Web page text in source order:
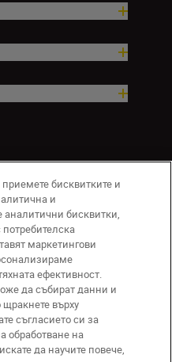
поверителност
бисквитките и
и
бисквитки,
маркетингови
ефективност.
да събират данни и
върху
съгласието си за
обработване на
да научите повече,